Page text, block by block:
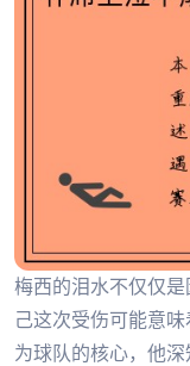
梅西的泪水不仅仅
己这次受伤可能意
为球队的核心，他